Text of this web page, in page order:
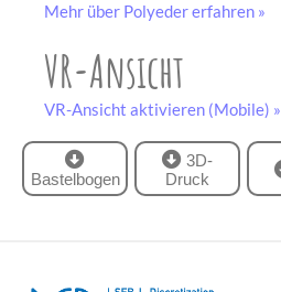
Mehr über Polyeder erfahren »
VR-Ansicht
VR-Ansicht aktivieren (Mobile) »
Bastelbogen
3D-
Druck